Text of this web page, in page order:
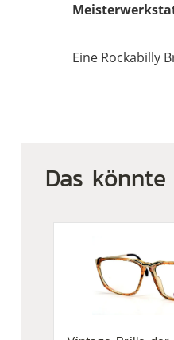
Eine Rockabilly
Das